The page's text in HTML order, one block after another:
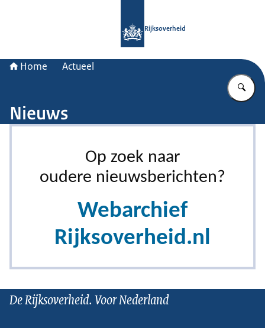
Rijksoverheid
Home Actueel
Nieuws
De Rijksoverheid. Voor Nederland